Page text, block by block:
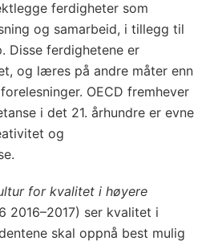
ferdigheter som
og samarbeid, i tillegg til
Disse ferdighetene er
og læres på andre måter enn
OECD fremhever
i det 21. århundre er evne
og
for kvalitet i høyere
2016–2017) ser kvalitet i
skal oppnå best mulig